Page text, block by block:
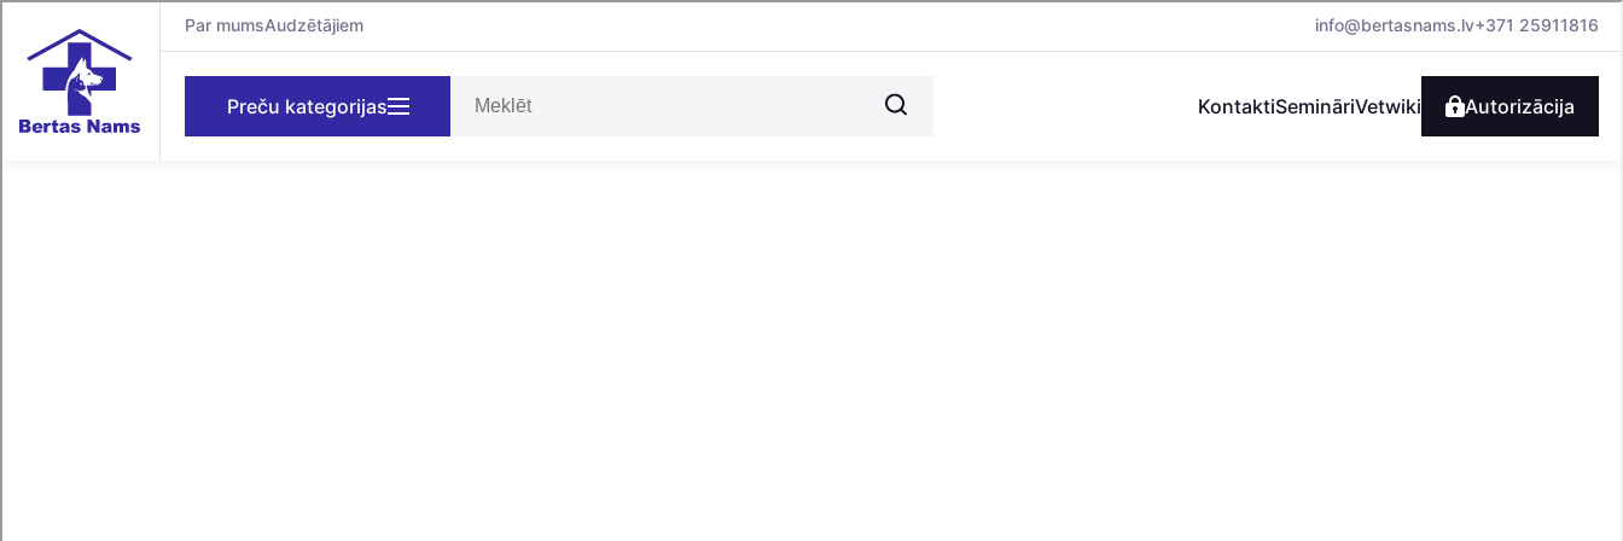
Par mumsAudzētājiem info@bertasnams.lv+371 25911816
Preču kategorijas KontaktiSemināriVetwiki Autorizācija